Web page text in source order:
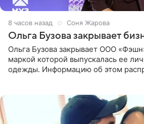
8 часов назад Соня Жарова
Ольга Бузова закрывает
Ольга Бузова закрывает ООО
маркой которой выпускалась ее
одежды. Информацию об этом